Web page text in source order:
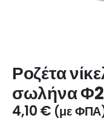
Ροζέτα
σωλήνα
4,10€ (με